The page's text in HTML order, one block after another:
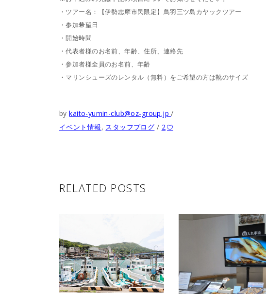
・ツアー名：【伊勢志摩市民限定】鳥羽三ツ島カヤックツアー
・参加希望日
・開始時間
・代表者様のお名前、年齢、住所、連絡先
・参加者様全員のお名前、年齢
・マリンシューズのレンタル（無料）をご希望の方は靴のサイズ
bykaito-yumin-club@oz-group.jp
イベント情報, スタッフブログ 2
RELATED POSTS